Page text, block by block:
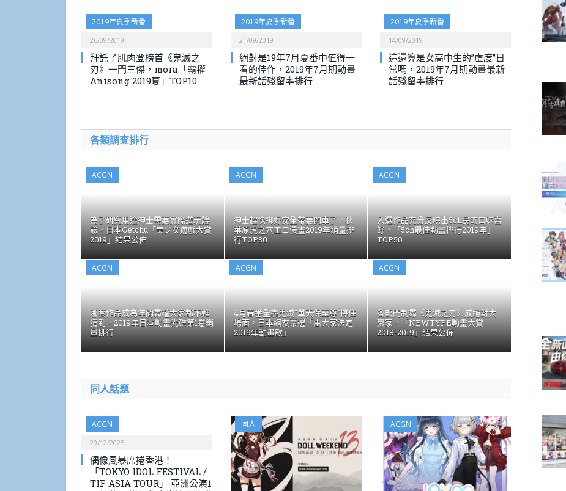
2019年夏季新番
26/09/2019
拜託了肌肉登榜首《鬼滅之
刃》一門三傑，mora「霸權
Anisong 2019夏」TOP10
2019年夏季新番
21/09/2019
絕對是19年7月夏番中值得一
看的佳作，2019年7月期動畫
最新話殘留率排行
2019年夏季新番
14/09/2019
這還算是女高中生的”虛度”日
常嗎，2019年7月期動畫最新
話殘留率排行
各類調查排行
ACGN
為了研究用途紳士需要實際遊玩體
驗，日本Getchu「美少女遊戲大賞
2019」結果公佈
ACGN
紳士趕快綁好安全帶要開車了，秋
葉原虎之穴工口漫畫2019年銷量排
行TOP30
ACGN
入選作品充分反映出5ch民的口味喜
好，「5ch最佳動畫排行2019年」
TOP50
ACGN
哪套作品成為年間霸權大家都不難
猜到，2019年日本動畫光碟第1卷銷
量排行
ACGN
4月春番全靠鬼滅”單天保至尊”撐住
場面，日本網友票選「由大家決定
2019年動畫歌」
ACGN
各部門制霸《鬼滅之刃》成絕對大
嬴家，「NEWTYPE動畫大賞
2018-2019」結果公佈
同人話題
ACGN
29/12/2025
偶像風暴席捲香港！
「TOKYO IDOL FESTIVAL /
TIF ASIA TOUR」 亞洲公演1
同人 ACGN